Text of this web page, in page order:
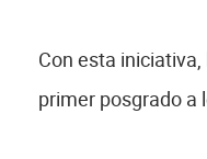
Con esta
primer posgrado a